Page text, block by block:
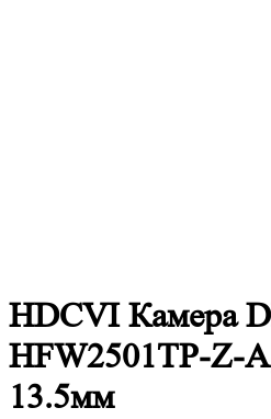
HDCVI Камера
HFW2501TP-Z-
13.5мм